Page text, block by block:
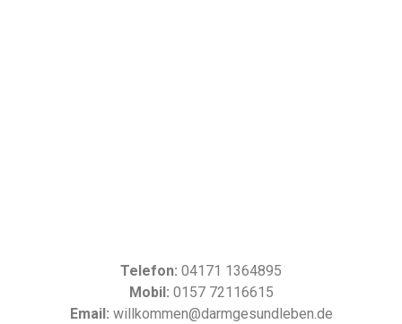
Telefon: 04171 1364895
Mobil: 0157 72116615
Email: willkommen@darmgesundleben.de